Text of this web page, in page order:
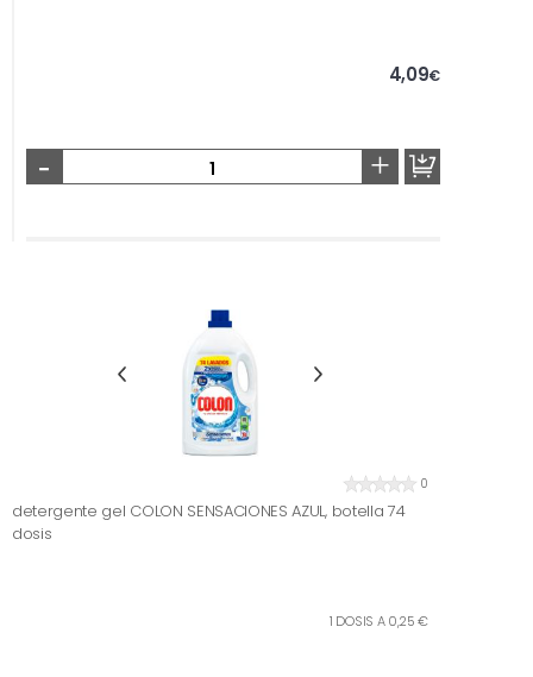
4,09€
- +
0
detergente gel COLON SENSACIONES AZUL, botella 74
dosis
1 DOSIS A 0,25 €